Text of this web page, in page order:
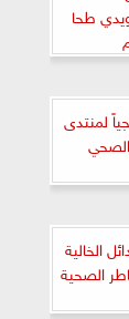
طحا
لمنتدى
الصحي
الخالية
الصحية